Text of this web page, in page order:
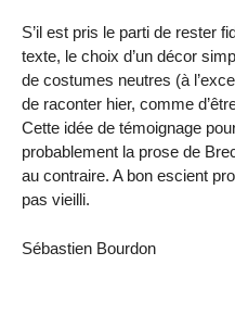
S’il est pris le parti de rester
texte, le choix d’un décor
de costumes neutres (à
de raconter hier, comme
Cette idée de témoignage
probablement la prose de
au contraire. A bon escient
pas vieilli.
Sébastien Bourdon